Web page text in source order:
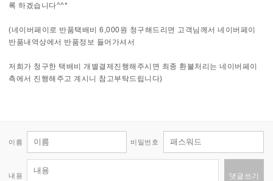
록 하겠습니다^^*
(네이버페이로 반품택배비 6,000원 청구해드리면 고객님께서 네이버페이
반품내역상에서 반품정보 들어가셔서
저희가 청구한 택배비 개별결제진행해주시면 최종 환불처리는 네이버페이
측에서 진행해주고 계시니 참고부탁드립니다)
이름 비밀번호
내용 댓글쓰기